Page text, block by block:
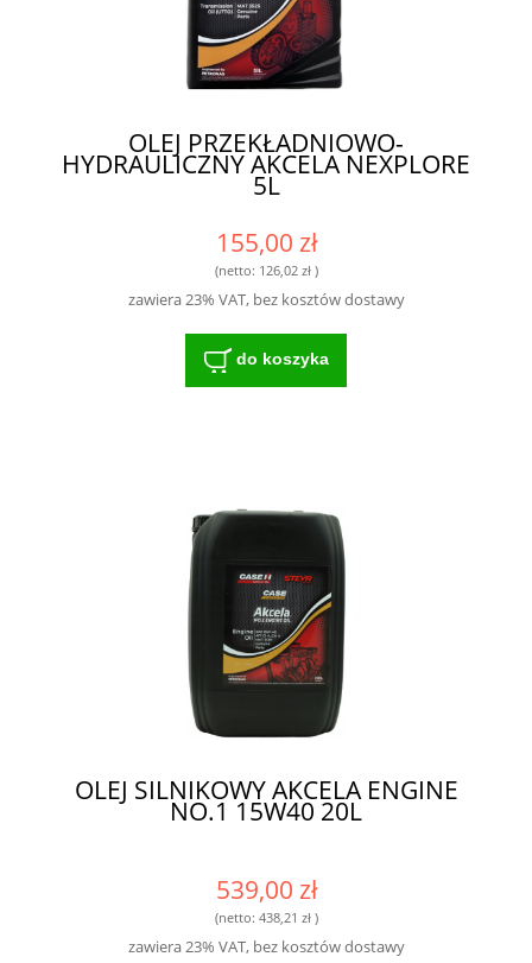
OLEJ PRZEKŁADNIOWO-
HYDRAULICZNY AKCELA NEXPLORE
5L
155,00 zł
(netto: 126,02 zł)
zawiera 23% VAT, bez kosztów dostawy
do koszyka
OLEJ SILNIKOWY AKCELA ENGINE
NO.1 15W40 20L
539,00 zł
(netto: 438,21 zł)
zawiera 23% VAT, bez kosztów dostawy